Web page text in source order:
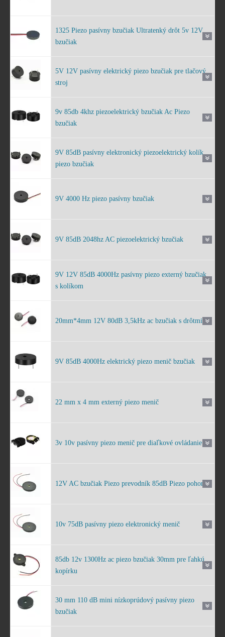
1325 Piezo pasívny bzučiak Ultratenký drôt 5v 12V
bzučiak
5V 12V pasívny elektrický piezo bzučiak pre tlačový
stroj
9v 85db 4khz piezoelektrický bzučiak Ac Piezo
bzučiak
9V 85dB pasívny elektronický piezoelektrický kolík
piezo bzučiak
9V 4000 Hz piezo pasívny bzučiak
9V 85dB 2048hz AC piezoelektrický bzučiak
9V 12V 85dB 4000Hz pasívny piezo externý bzučiak
s kolíkom
20mm*4mm 12V 80dB 3,5kHz ac bzučiak s drôtmi
9V 85dB 4000Hz elektrický piezo menič bzučiak
22 mm x 4 mm externý piezo menič
3v 10v pasívny piezo menič pre diaľkové ovládanie
12V AC bzučiak Piezo prevodník 85dB Piezo pohon
10v 75dB pasívny piezo elektronický menič
85db 12v 1300Hz ac piezo bzučiak 30mm pre ľahkú
kopírku
30 mm 110 dB mini nízkoprúdový pasívny piezo
bzučiak